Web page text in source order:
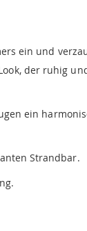
ein und
der ruhig
ein
Strandbar.